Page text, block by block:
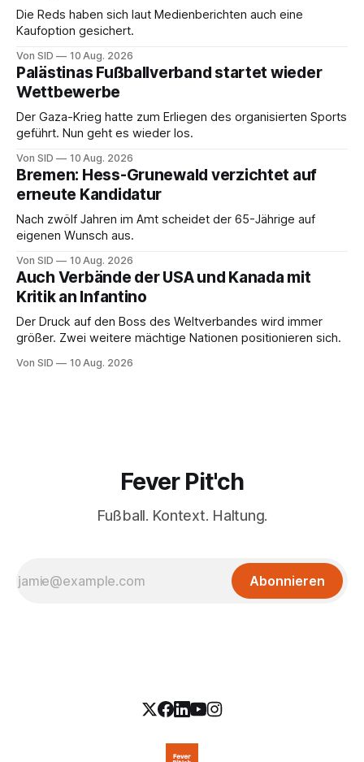
Die Reds haben sich laut Medienberichten auch eine
Kaufoption gesichert.
Von SID 10 Aug. 2026
Palästinas Fußballverband startet wieder
Wettbewerbe
Der Gaza-Krieg hatte zum Erliegen des organisierten Sports
geführt. Nun geht es wieder los.
Von SID 10 Aug. 2026
Bremen: Hess-Grunewald verzichtet auf
erneute Kandidatur
Nach zwölf Jahren im Amt scheidet der 65-Jährige auf
eigenen Wunsch aus.
Von SID 10 Aug. 2026
Auch Verbände der USA und Kanada mit
Kritik an Infantino
Der Druck auf den Boss des Weltverbandes wird immer
größer. Zwei weitere mächtige Nationen positionieren sich.
Von SID 10 Aug. 2026
Fever Pit'ch
Fußball. Kontext. Haltung.
Abonnieren